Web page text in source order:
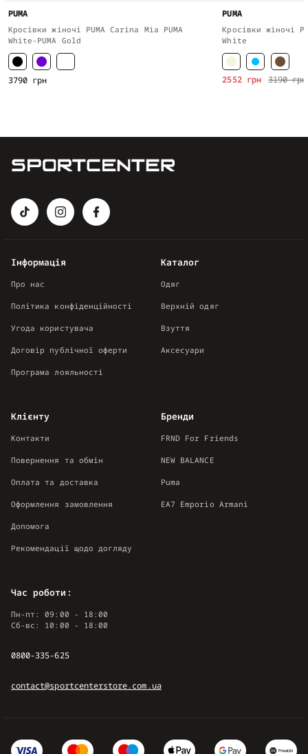
PUMA
Кросівки жіночі PUMA Carina Mia PUMA
White-PUMA Gold
3790 грн
PUMA
Кросівки жіночі
White
3190 грн
2552 грн
Каталог
Одяг
Верхній одяг
Взуття
Аксесуари
Інформація
Про нас
Політика конфіденційності
Угода користувача
Договір публічної оферти
Програма лояльності
Клієнту
Контакти
Повернення та обмін
Оплата та доставка
Оформлення замовлення
Допомога
Рекомендації щодо догляду
Бренди
FRND For Friends
NEW BALANCE
Puma
EA7 Emporio Armani
Час роботи:
Пн-пт: 09:00 - 18:00
Сб-вс: 10:00 - 18:00
0800-335-625
contact@sportcenterstore.com.ua